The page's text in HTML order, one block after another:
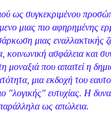
ως συγκεκριμένου
μιας πιο αφηρημένης
μιας
κοινωνική ασφάλεια και
μοναξιά που απαιτεί η
μια εκδοχή του
"λογικής" ευτυχίας. Η
ως απώλεια.